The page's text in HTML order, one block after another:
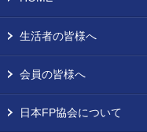
生活者の皆様へ
会員の皆様へ
日本FP協会について